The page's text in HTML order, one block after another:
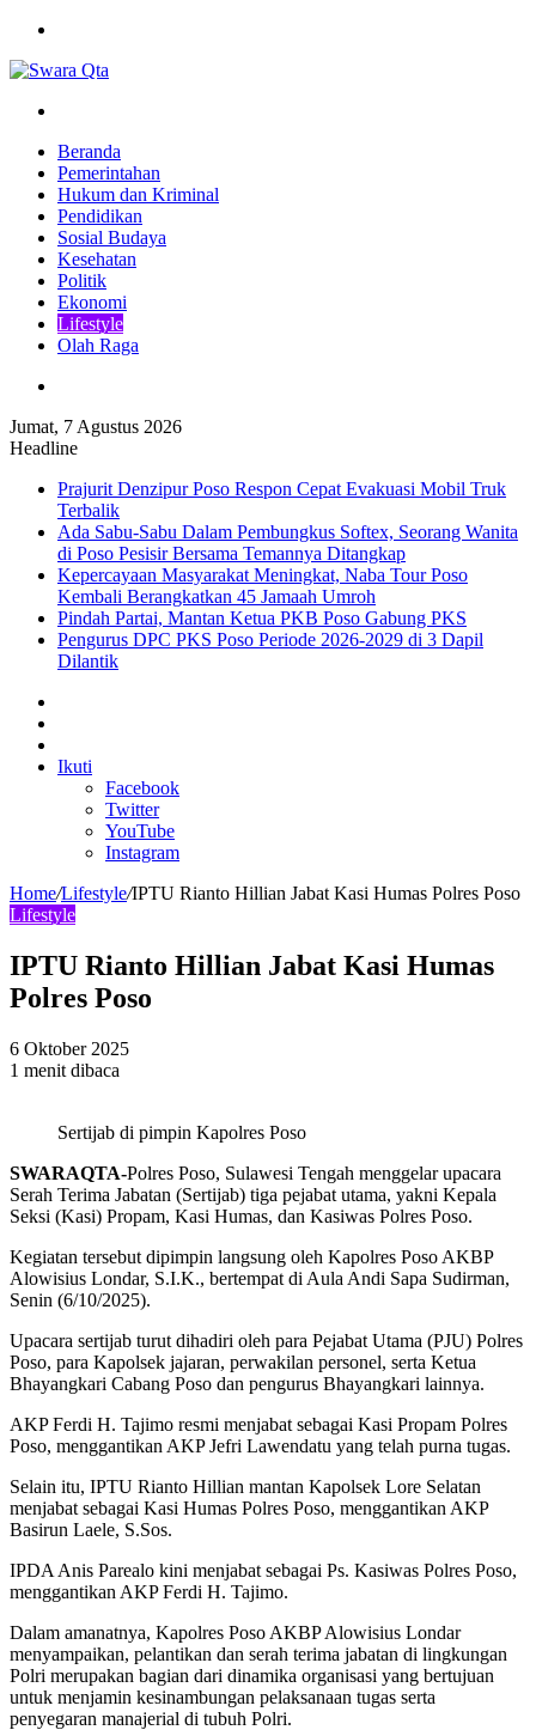
Beranda
Pemerintahan
Hukum dan Kriminal
Pendidikan
Sosial Budaya
Kesehatan
Politik
Ekonomi
Lifestyle
Olah Raga
Jumat, 7 Agustus 2026
Headline
Prajurit Denzipur Poso Respon Cepat Evakuasi Mobil Truk
Terbalik
Ada Sabu-Sabu Dalam Pembungkus Softex, Seorang Wanita
di Poso Pesisir Bersama Temannya Ditangkap
Kepercayaan Masyarakat Meningkat, Naba Tour Poso
Kembali Berangkatkan 45 Jamaah Umroh
Pindah Partai, Mantan Ketua PKB Poso Gabung PKS
Pengurus DPC PKS Poso Periode 2026-2029 di 3 Dapil
Dilantik
In
Ikuti
Facebook
Twitter
YouTube
Instagram
Home/Lifestyle/IPTU Rianto Hillian Jabat Kasi Humas Polres Poso
Lifestyle
IPTU Rianto Hillian Jabat Kasi Humas
Polres Poso
6 Oktober 2025
1 menit dibaca
Sertijab di pimpin Kapolres Poso
SWARAQTA-Polres Poso, Sulawesi Tengah menggelar upacara
Serah Terima Jabatan (Sertijab) tiga pejabat utama, yakni Kepala
Seksi (Kasi) Propam, Kasi Humas, dan Kasiwas Polres Poso.
Kegiatan tersebut dipimpin langsung oleh Kapolres Poso AKBP
Alowisius Londar, S.I.K., bertempat di Aula Andi Sapa Sudirman,
Senin (6/10/2025).
Upacara sertijab turut dihadiri oleh para Pejabat Utama (PJU) Polres
Poso, para Kapolsek jajaran, perwakilan personel, serta Ketua
Bhayangkari Cabang Poso dan pengurus Bhayangkari lainnya.
AKP Ferdi H. Tajimo resmi menjabat sebagai Kasi Propam Polres
Poso, menggantikan AKP Jefri Lawendatu yang telah purna tugas.
Selain itu, IPTU Rianto Hillian mantan Kapolsek Lore Selatan
menjabat sebagai Kasi Humas Polres Poso, menggantikan AKP
Basirun Laele, S.Sos.
IPDA Anis Parealo kini menjabat sebagai Ps. Kasiwas Polres Poso,
menggantikan AKP Ferdi H. Tajimo.
Dalam amanatnya, Kapolres Poso AKBP Alowisius Londar
menyampaikan, pelantikan dan serah terima jabatan di lingkungan
Polri merupakan bagian dari dinamika organisasi yang bertujuan
untuk menjamin kesinambungan pelaksanaan tugas serta
penyegaran manajerial di tubuh Polri.